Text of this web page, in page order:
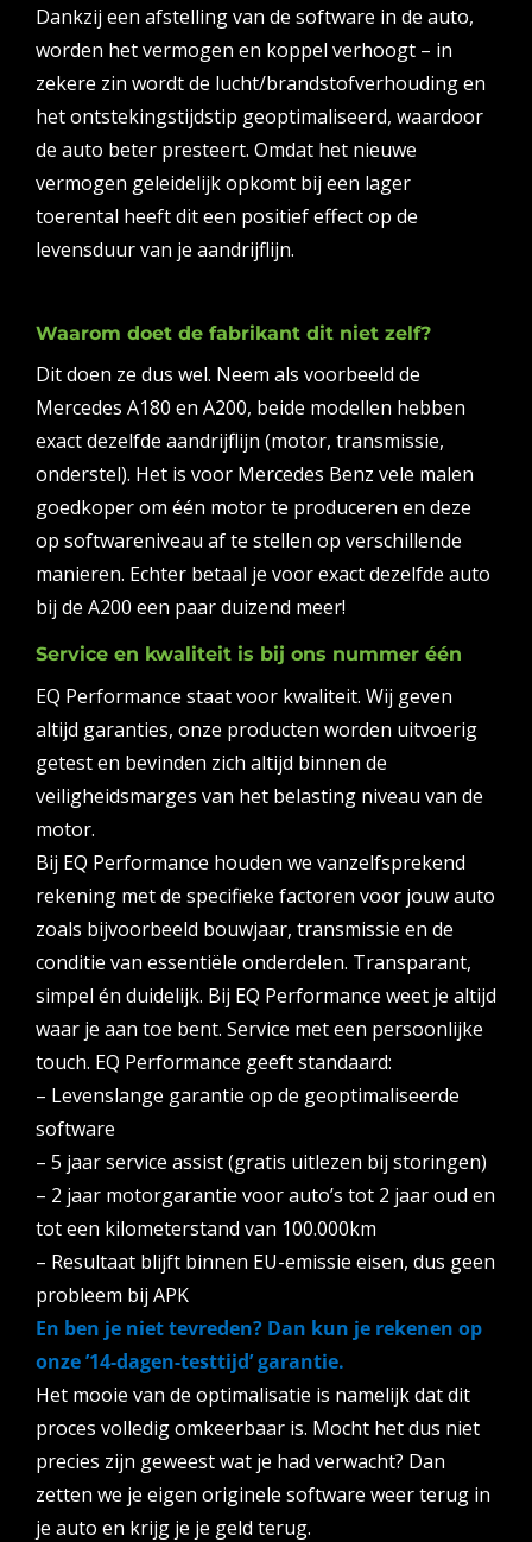
Dankzij een afstelling van de software in de auto,
worden het vermogen en koppel verhoogt – in
zekere zin wordt de lucht/brandstofverhouding en
het ontstekingstijdstip geoptimaliseerd, waardoor
de auto beter presteert. Omdat het nieuwe
vermogen geleidelijk opkomt bij een lager
toerental heeft dit een positief effect op de
levensduur van je aandrijflijn.
Waarom doet de fabrikant dit niet zelf?
Dit doen ze dus wel. Neem als voorbeeld de
Mercedes A180 en A200, beide modellen hebben
exact dezelfde aandrijflijn (motor, transmissie,
onderstel). Het is voor Mercedes Benz vele malen
goedkoper om één motor te produceren en deze
op softwareniveau af te stellen op verschillende
manieren. Echter betaal je voor exact dezelfde auto
bij de A200 een paar duizend meer!
Service en kwaliteit is bij ons nummer één
EQ Performance staat voor kwaliteit. Wij geven
altijd garanties, onze producten worden uitvoerig
getest en bevinden zich altijd binnen de
veiligheidsmarges van het belasting niveau van de
motor.
Bij EQ Performance houden we vanzelfsprekend
rekening met de specifieke factoren voor jouw auto
zoals bijvoorbeeld bouwjaar, transmissie en de
conditie van essentiële onderdelen. Transparant,
simpel én duidelijk. Bij EQ Performance weet je altijd
waar je aan toe bent. Service met een persoonlijke
touch. EQ Performance geeft standaard:
– Levenslange garantie op de geoptimaliseerde
software
– 5 jaar service assist (gratis uitlezen bij storingen)
– 2 jaar motorgarantie voor auto’s tot 2 jaar oud en
tot een kilometerstand van 100.000km
– Resultaat blijft binnen EU-emissie eisen, dus geen
probleem bij APK
En ben je niet tevreden? Dan kun je rekenen op
onze ’14-dagen-testtijd’ garantie.
Het mooie van de optimalisatie is namelijk dat dit
proces volledig omkeerbaar is. Mocht het dus niet
precies zijn geweest wat je had verwacht? Dan
zetten we je eigen originele software weer terug in
je auto en krijg je je geld terug.